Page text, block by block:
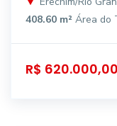
408.60 m² Área do
R$ 620.000,00